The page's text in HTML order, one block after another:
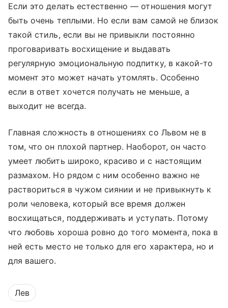
Если это делать естественно — отношения могут
быть очень теплыми. Но если вам самой не близок
такой стиль, если вы не привыкли постоянно
проговаривать восхищение и выдавать
регулярную эмоциональную подпитку, в какой-то
момент это может начать утомлять. Особенно
если в ответ хочется получать не меньше, а
выходит не всегда.
Главная сложность в отношениях со Львом не в
том, что он плохой партнер. Наоборот, он часто
умеет любить широко, красиво и с настоящим
размахом. Но рядом с ним особенно важно не
раствориться в чужом сиянии и не привыкнуть к
роли человека, который все время должен
восхищаться, поддерживать и уступать. Потому
что любовь хороша ровно до того момента, пока в
ней есть место не только для его характера, но и
для вашего.
Лев